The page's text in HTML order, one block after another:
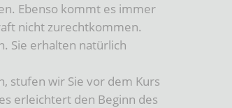
Ebenso kommt es immer
nicht zurechtkommen.
Sie erhalten natürlich
stufen wir Sie vor dem Kurs
erleichtert den Beginn des